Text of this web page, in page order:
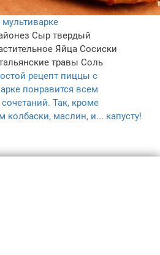
Сыр твердый
Яйца Сосиски
травы Соль
рецепт пиццы с
понравится всем
Так, кроме
маслин, и... капусту!